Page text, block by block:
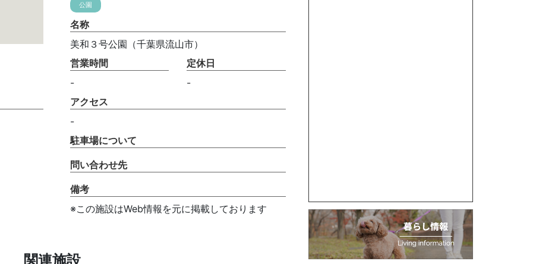
公園
名称
美和３号公園（千葉県流山市）
営業時間
-
定休日
-
アクセス
-
駐車場について
問い合わせ先
備考
※この施設はWeb情報を元に掲載しております
関連施設